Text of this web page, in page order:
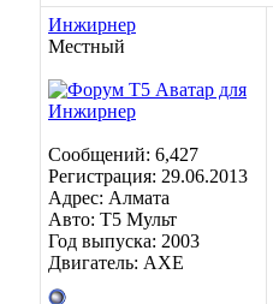
Инжирнер
Местный
Сообщений: 6,427
Регистрация: 29.06.2013
Адрес: Алмата
Авто: Т5 Мульт
Год выпуска: 2003
Двигатель: АХЕ